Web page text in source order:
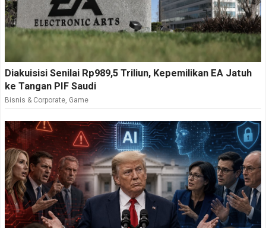
kemandirian industri dalam negeri menjadi semakin
krusial.
Diakuisisi Senilai Rp989,5 Triliun, Kepemilikan EA Jatuh
ke Tangan PIF Saudi
Bisnis & Corporate Game